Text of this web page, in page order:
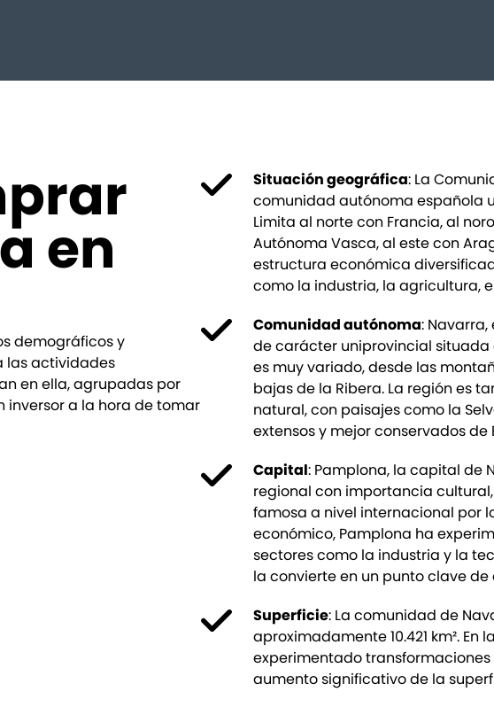
en
demográficos y
las actividades
en ella, agrupadas por
inversor a la hora de tomar
Situación geográfica: La
comunidad autónoma española
Limita al norte con Francia, al
Autónoma Vasca, al este con
estructura económica
como la industria, la agricultura,
Comunidad autónoma:
de carácter uniprovincial situada
es muy variado, desde las
bajas de la Ribera. La región es
natural, con paisajes como la
extensos y mejor conservados de
Capital: Pamplona, la capital de
regional con importancia
famosa a nivel internacional por
económico, Pamplona ha
sectores como la industria y la
la convierte en un punto clave de
Superficie: La comunidad de
aproximadamente 10.421 km². En
experimentado
aumento significativo de la